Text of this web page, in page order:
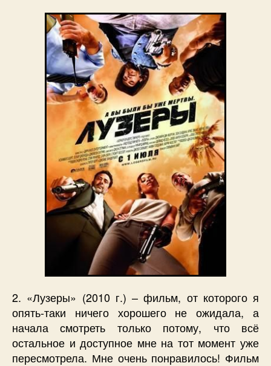
2. «Лузеры» (2010 г.) – фильм, от которого я
опять-таки ничего хорошего не ожидала, а
начала смотреть только потому, что всё
остальное и доступное мне на тот момент уже
пересмотрела. Мне очень понравилось! Фильм